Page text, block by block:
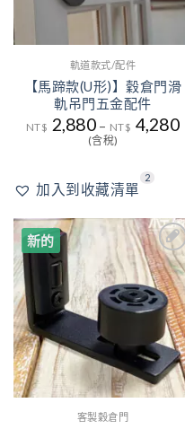
軌道款式/配件
【馬蹄款(U形)】穀倉門滑
軌吊門五金配件
NT$ 2,880– NT$ 4,280
(含稅)
加入到收藏清單
2
新的
加入
到收
藏清
單
客製穀倉門